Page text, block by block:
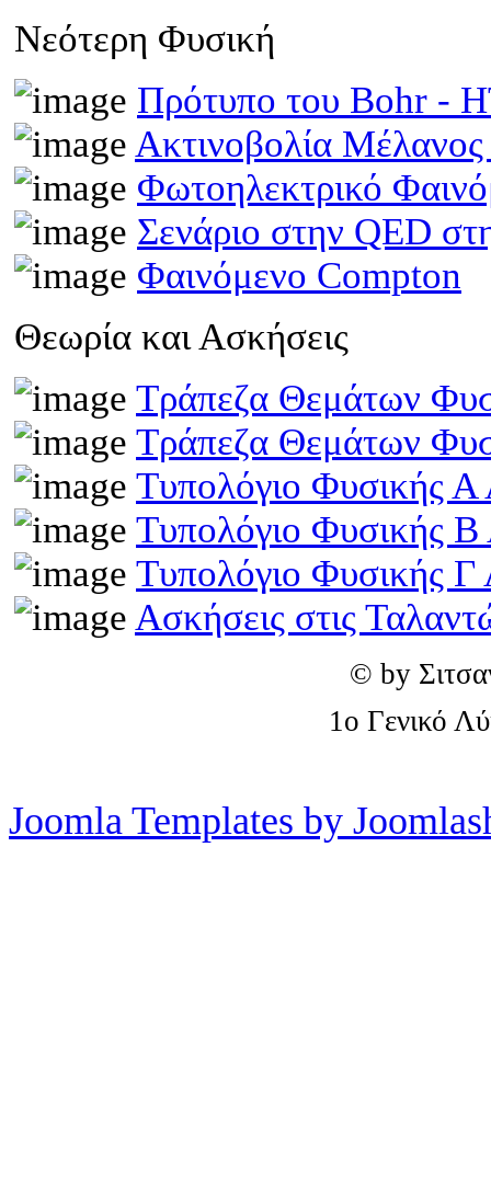
Νεότερη Φυσική
Πρότυπο του Bohr -
Ακτινοβολία
Φωτοηλεκτρικό
Σενάριο στην QED
Φαινόμενο Compton
Θεωρία και Ασκήσεις
Τράπεζα Θεμάτων
Τράπεζα Θεμάτων
Τυπολόγιο Φυσικής Α
Τυπολόγιο Φυσικής Β
Τυπολόγιο Φυσικής Γ
Ασκήσεις στις
© by
1o Γενικό
Joomla Templates by